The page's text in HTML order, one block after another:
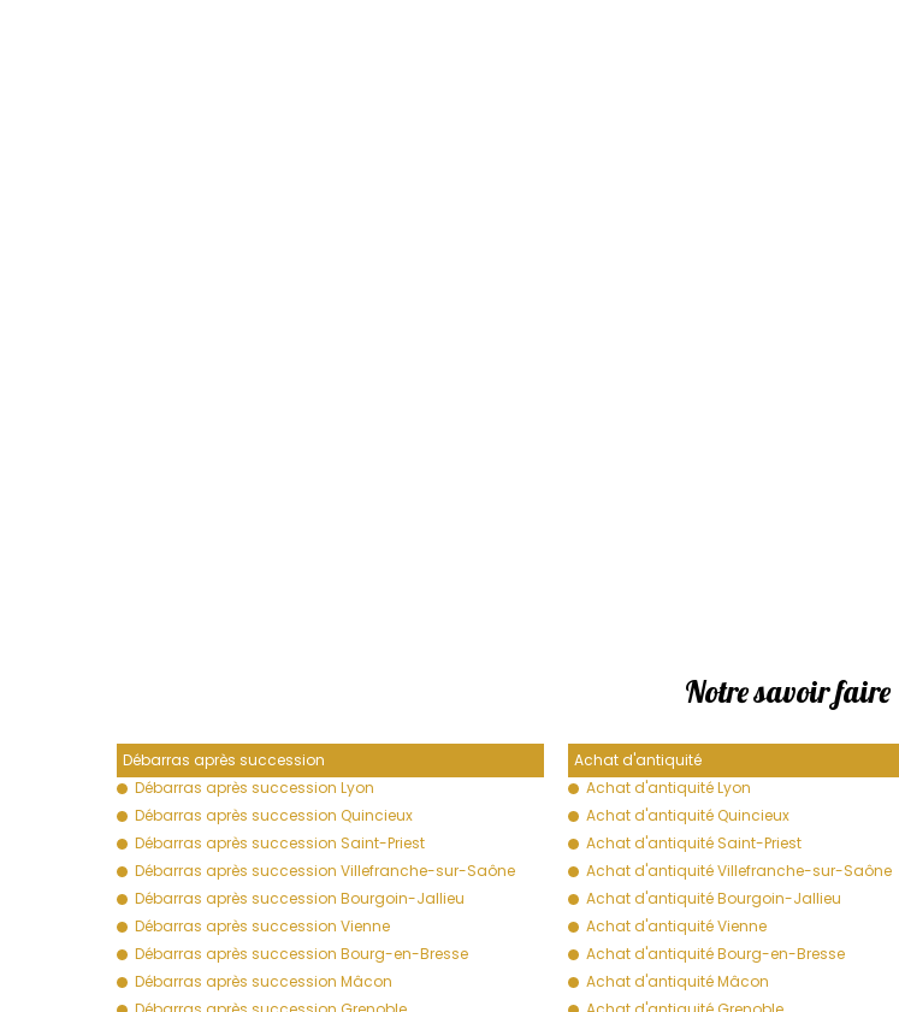
Notre savoir faire
Débarras après succession
Débarras après succession Lyon
Débarras après succession Quincieux
Débarras après succession Saint-Priest
Débarras après succession Villefranche-sur-Saône
Débarras après succession Bourgoin-Jallieu
Débarras après succession Vienne
Débarras après succession Bourg-en-Bresse
Débarras après succession Mâcon
Achat d'antiquité
Achat d'antiquité Lyon
Achat d'antiquité Quincieux
Achat d'antiquité Saint-Priest
Achat d'antiquité Villefranche-sur-Saône
Achat d'antiquité Bourgoin-Jallieu
Achat d'antiquité Vienne
Achat d'antiquité Bourg-en-Bresse
Achat d'antiquité Mâcon